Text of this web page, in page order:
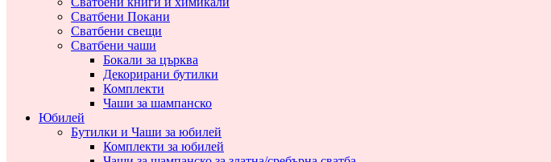
Сватбени Покани
Сватбени свещи
Сватбени чаши
Бокали за църква
Декорирани бутилки
Комплекти
Чаши за шампанско
Юбилей
Бутилки и Чаши за юбилей
Комплекти за юбилей